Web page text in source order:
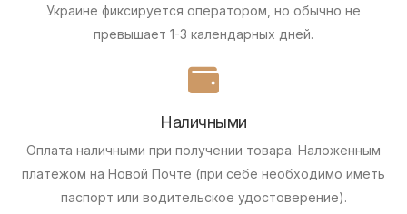
Украине фиксируется оператором, но обычно не
превышает 1-3 календарных дней.
Наличными
Оплата наличными при получении товара. Наложенным
платежом на Новой Почте (при себе необходимо иметь
паспорт или водительское удостоверение).